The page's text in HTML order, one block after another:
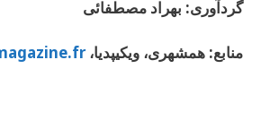
گرد‌آوری: بهراد مصطفائی
منابع: همشهری، ویکیپدیا،